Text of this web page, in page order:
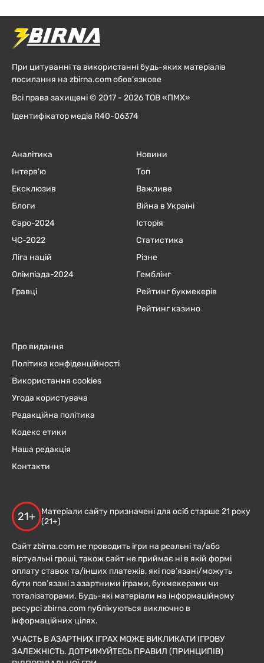
При цитуванні та використанні будь-яких матеріалів
посилання на zbirna.com обов'язкове
Всі права захищені © 2017 - 2026 ТОВ «ПМХ»
Ідентифікатор медіа R40-06374
Аналітика
Інтерв'ю
Ексклюзив
Блоги
Євро-2024
ЧC-2022
Ліга націй
Олімпіада-2024
Гравці
Новини
Топ
Важливе
Війна в Україні
Історія
Статистика
Різне
Гемблінг
Рейтинг букмекерів
Рейтинг казино
Про видання
Політика конфіденційності
Використання cookies
Угода користувача
Редакційна політика
Кодекс етики
Наша редакція
Контакти
21+
Матеріали сайту призначені для осіб старше 21 року
(21+)
Сайт zbirna.com не проводить ігри на реальні та/або
віртуальні гроші, також сайт не приймає ні в якій формі
оплату ставок та/інших платежів, які пов’язані/можуть
бути пов’язані з азартними іграми, букмекерами чи
тоталізаторами. Будь-які матеріали на інформаційному
ресурсі zbirna.com публікуються виключно в
інформаційних цілях.
УЧАСТЬ В АЗАРТНИХ ІГРАХ МОЖЕ ВИКЛИКАТИ ІГРОВУ
ЗАЛЕЖНІСТЬ. ДОТРИМУЙТЕСЬ ПРАВИЛ (ПРИНЦИПІВ)